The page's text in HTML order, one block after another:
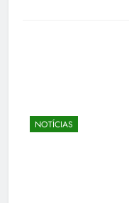
NOTÍCIAS